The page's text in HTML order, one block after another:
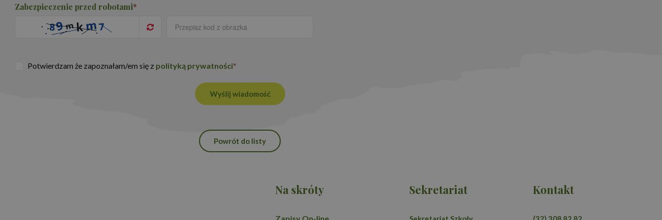
Zabezpieczenie przed robotami*
Potwierdzam że zapoznałam/em się z polityką prywatności*
Wyślij wiadomość
Powrót do listy
Na skróty Sekretariat Kontakt